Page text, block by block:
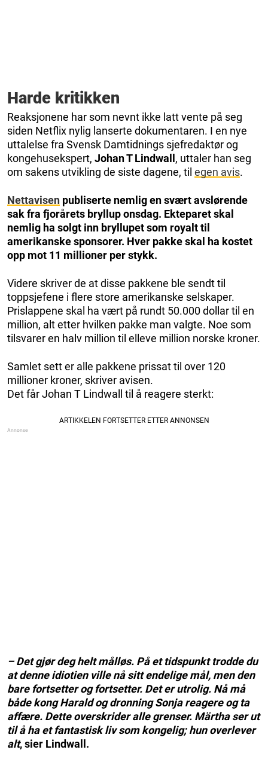
Harde kritikken
Reaksjonene har som nevnt ikke latt vente på seg
siden Netflix nylig lanserte dokumentaren. I en nye
uttalelse fra Svensk Damtidnings sjefredaktør og
kongehusekspert, Johan T Lindwall, uttaler han seg
om sakens utvikling de siste dagene, til egen avis.
Nettavisen publiserte nemlig en svært avslørende
sak fra fjorårets bryllup onsdag. Ekteparet skal
nemlig ha solgt inn bryllupet som royalt til
amerikanske sponsorer. Hver pakke skal ha kostet
opp mot 11 millioner per stykk.
Videre skriver de at disse pakkene ble sendt til
toppsjefene i flere store amerikanske selskaper.
Prislappene skal ha vært på rundt 50.000 dollar til en
million, alt etter hvilken pakke man valgte. Noe som
tilsvarer en halv million til elleve million norske kroner.
Samlet sett er alle pakkene prissat til over 120
millioner kroner, skriver avisen.
Det får Johan T Lindwall til å reagere sterkt:
– Det gjør deg helt målløs. På et tidspunkt trodde du
at denne idiotien ville nå sitt endelige mål, men den
bare fortsetter og fortsetter. Det er utrolig. Nå må
både kong Harald og dronning Sonja reagere og ta
affære. Dette overskrider alle grenser. Märtha ser ut
til å ha et fantastisk liv som kongelig; hun overlever
alt, sier Lindwall.